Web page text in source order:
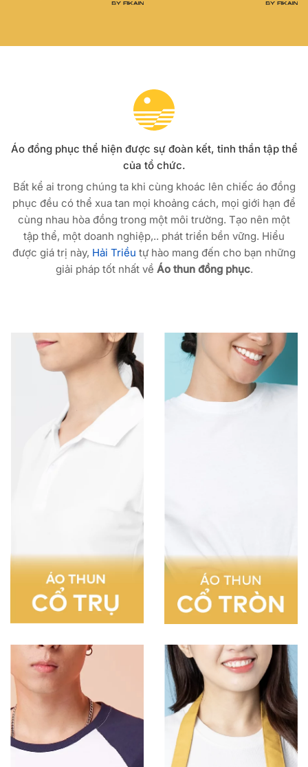
Áo đồng phục thể hiện được sự đoàn kết, tinh thần tập thể
của tổ chức.
Bất kể ai trong chúng ta khi cùng khoác lên chiếc áo đồng
phục đều có thể xua tan mọi khoảng cách, mọi giới hạn để
cùng nhau hòa đồng trong một môi trường. Tạo nên một
tập thể, một doanh nghiệp,.. phát triển bền vững. Hiểu
được giá trị này, Hải Triều tự hào mang đến cho bạn những
giải pháp tốt nhất về Áo thun đồng phục.